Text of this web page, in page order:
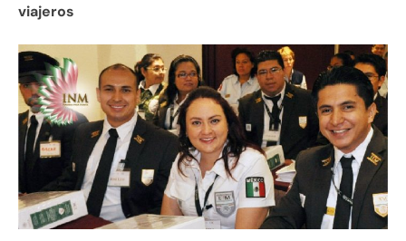
viajeros